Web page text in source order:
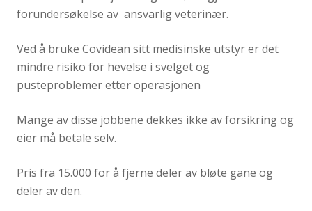
forundersøkelse av ansvarlig veterinær.
Ved å bruke Covidean sitt medisinske utstyr er det
mindre risiko for hevelse i svelget og
pusteproblemer etter operasjonen
Mange av disse jobbene dekkes ikke av forsikring og
eier må betale selv.
Pris fra 15.000 for å fjerne deler av bløte gane og
deler av den.